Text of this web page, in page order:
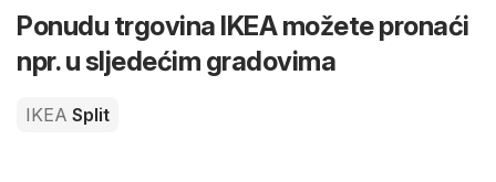
Ponudu trgovina IKEA možete pronaći
npr. u sljedećim gradovima
IKEA Split